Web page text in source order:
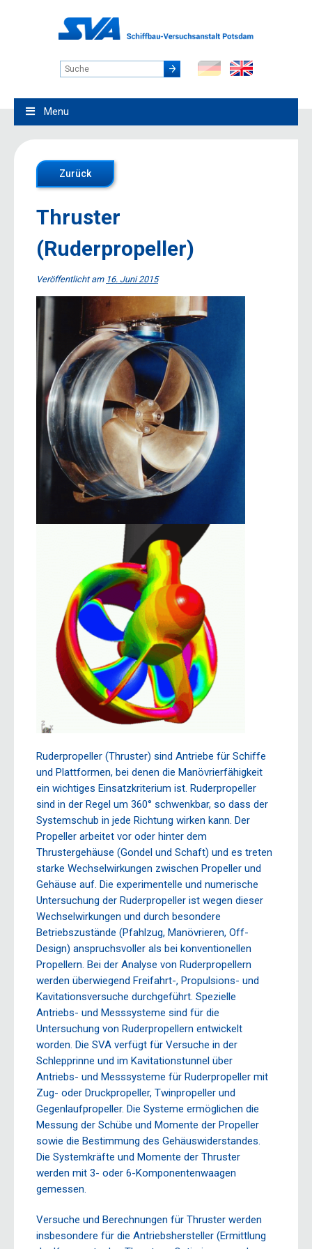
Menu
Zurück
Thruster
(Ruderpropeller)
Veröffentlicht am 16. Juni 2015
Ruderpropeller (Thruster) sind Antriebe für Schiffe
und Plattformen, bei denen die Manövrierfähigkeit
ein wichtiges Einsatzkriterium ist. Ruderpropeller
sind in der Regel um 360° schwenkbar, so dass der
Systemschub in jede Richtung wirken kann. Der
Propeller arbeitet vor oder hinter dem
Thrustergehäuse (Gondel und Schaft) und es treten
starke Wechselwirkungen zwischen Propeller und
Gehäuse auf. Die experimentelle und numerische
Untersuchung der Ruderpropeller ist wegen dieser
Wechselwirkungen und durch besondere
Betriebszustände (Pfahlzug, Manövrieren, Off-
Design) anspruchsvoller als bei konventionellen
Propellern. Bei der Analyse von Ruderpropellern
werden überwiegend Freifahrt-, Propulsions- und
Kavitationsversuche durchgeführt. Spezielle
Antriebs- und Messsysteme sind für die
Untersuchung von Ruderpropellern entwickelt
worden. Die SVA verfügt für Versuche in der
Schlepprinne und im Kavitationstunnel über
Antriebs- und Messsysteme für Ruderpropeller mit
Zug- oder Druckpropeller, Twinpropeller und
Gegenlaufpropeller. Die Systeme ermöglichen die
Messung der Schübe und Momente der Propeller
sowie die Bestimmung des Gehäuswiderstandes.
Die Systemkräfte und Momente der Thruster
werden mit 3- oder 6-Komponentenwaagen
gemessen.
Versuche und Berechnungen für Thruster werden
insbesondere für die Antriebshersteller (Ermittlung